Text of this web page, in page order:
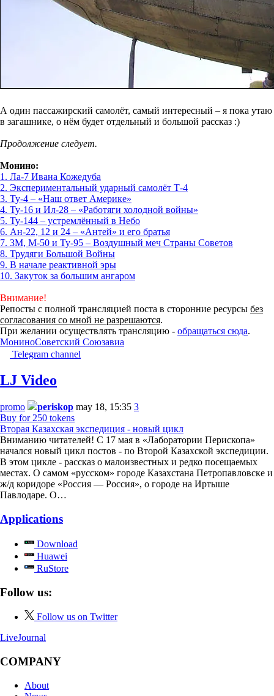
А один пассажирский самолёт, самый интересный – я пока утаю
в загашнике, о нём будет отдельный и большой рассказ :)
Продолжение следует.
Монино:
1. Ла-7 Ивана Кожедуба
2. Экспериментальный ударный самолёт Т-4
3. Ту-4 – «Наш ответ Америке»
4. Ту-16 и Ил-28 – «Работяги холодной войны»
5. Ту-144 – устремлённый в Небо
6. Ан-22, 12 и 24 – «Антей» и его братья
7. 3М, М-50 и Ту-95 – Воздушный меч Страны Советов
8. Трудяги Большой Войны
9. В начале реактивной эры
10. Закуток за большим ангаром
Внимание!
Репосты с полной трансляцией поста в сторонние ресурсы без
согласования со мной не разрешаются.
При желании осуществлять трансляцию - обращаться сюда.
МониноСоветский Союзавиа
Telegram channel
LJ Video
promo periskop may 18, 15:35 3
Buy for 250 tokens
Вторая Казахская экспедиция - новый цикл
Вниманию читателей! С 17 мая в «Лаборатории Перископа»
начался новый цикл постов - по Второй Казахской экспедиции.
В этом цикле - рассказ о малоизвестных и редко посещаемых
местах. О самом «русском» городе Казахстана Петропавловске и
ж/д коридоре «Россия — Россия», о городе на Иртыше
Павлодаре. О…
Applications
Download
Huawei
RuStore
Follow us:
Follow us on Twitter
LiveJournal
COMPANY
About